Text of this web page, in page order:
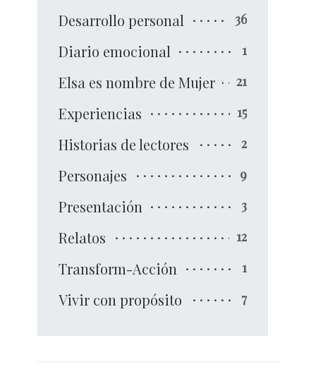
Desarrollo personal 36
Diario emocional 1
Elsa es nombre de Mujer 21
Experiencias 15
Historias de lectores 2
Personajes 9
Presentación 3
Relatos 12
Transform-Acción 1
Vivir con propósito 7